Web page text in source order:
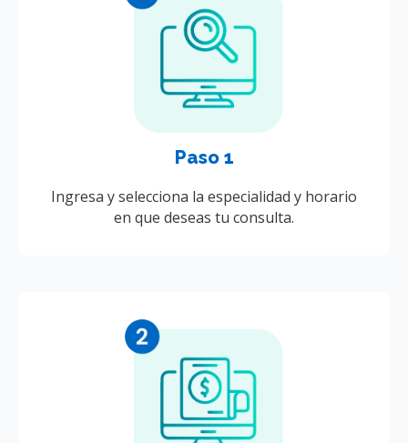
Paso 1
Ingresa y selecciona la especialidad y horario
en que deseas tu consulta.